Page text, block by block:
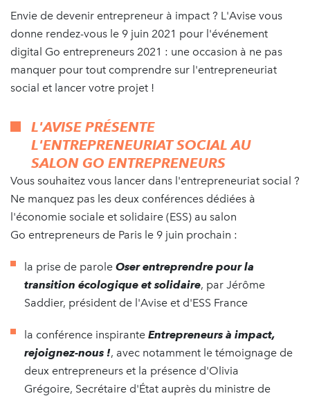
Envie de devenir entrepreneur à impact ? L'Avise vous
donne rendez-vous le 9 juin 2021 pour l'événement
digital Go entrepreneurs 2021 : une occasion à ne pas
manquer pour tout comprendre sur l'entrepreneuriat
social et lancer votre projet !
L'AVISE PRÉSENTE
L'ENTREPRENEURIAT SOCIAL AU
SALON GO ENTREPRENEURS
Vous souhaitez vous lancer dans l'entrepreneuriat social ?
Ne manquez pas les deux conférences dédiées à
l'économie sociale et solidaire (ESS) au salon
Go entrepreneurs de Paris le 9 juin prochain :
la prise de parole Oser entreprendre pour la
transition écologique et solidaire, par Jérôme
Saddier, président de l'Avise et d'ESS France
la conférence inspirante Entrepreneurs à impact,
rejoignez-nous !, avec notamment le témoignage de
deux entrepreneurs et la présence d'Olivia
Grégoire, Secrétaire d'État auprès du ministre de